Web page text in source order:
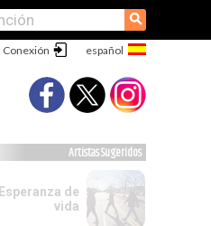
⚲
Conexión
Artistas Sugeridos
Esperanza de
vida